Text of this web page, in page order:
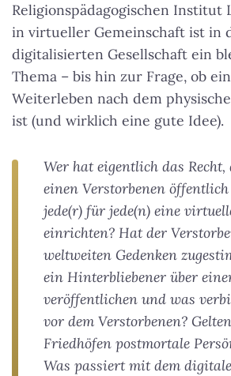
Religionspädagogischen Institut
in virtueller Gemeinschaft ist in
digitalisierten Gesellschaft ein
Thema – bis hin zur Frage, ob
Weiterleben nach dem
ist (und wirklich eine gute Idee).
Wer hat eigentlich das Recht,
einen Verstorbenen
jede(r) für jede(n) eine
einrichten? Hat der
weltweiten Gedenken
ein Hinterbliebener über
veröffentlichen und was
vor dem Verstorbenen?
Friedhöfen postmortale
Was passiert mit dem